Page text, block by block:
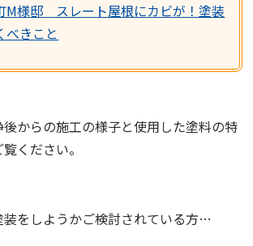
M様邸 スレート屋根にカビが！塗装
べきこと
からの施工の様子と使用した塗料の特
ください。
装をしようかご検討されている方…